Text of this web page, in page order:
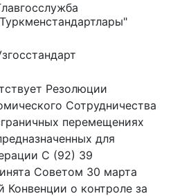
Резолюции
Сотрудничества
перемещениях
для
С (92) 39
Советом 30 марта
Конвенции о контроле за